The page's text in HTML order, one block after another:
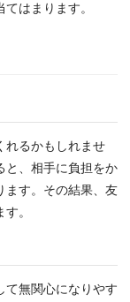
はまります。
れるかもしれませ
と、相手に負担をか
ます。その結果、友
。
て無関心になりやす